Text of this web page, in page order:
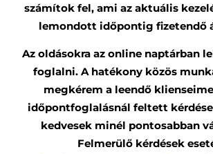
számítok fel, ami az aktuális
lemondott időpontig fizetendő
Az oldásokra az online naptárban
foglalni. A hatékony közös
megkérem a leendő
időpontfoglalásnál feltett
kedvesek minél pontosabban
Felmerülő kérdések